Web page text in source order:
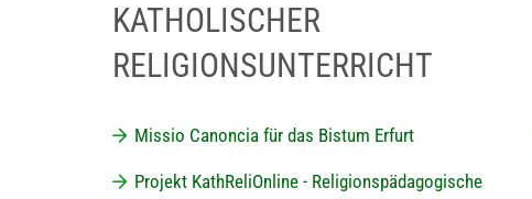
KATHOLISCHER
RELIGIONSUNTERRICHT
Missio Canoncia für das Bistum Erfurt
Projekt KathReliOnline - Religionspädagogische